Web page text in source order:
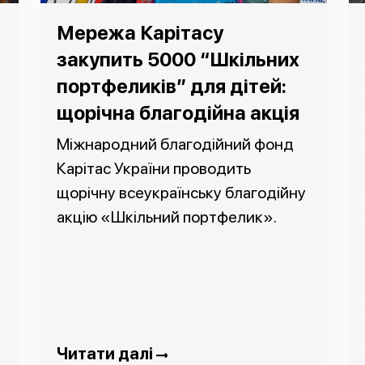
Мережа Карітасу
закупить 5000 “Шкільних
портфеликів” для дітей:
щорічна благодійна акція
Міжнародний благодійний фонд
Карітас України проводить
щорічну всеукраїнську благодійну
акцію «Шкільний портфелик».
Читати далі